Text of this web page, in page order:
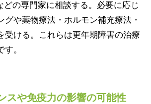
どの専門家に相談する。必要に応じ
グや薬物療法・ホルモン補充療法・
受ける。これらは更年期障害の治療
。
スや免疫力の影響の可能性